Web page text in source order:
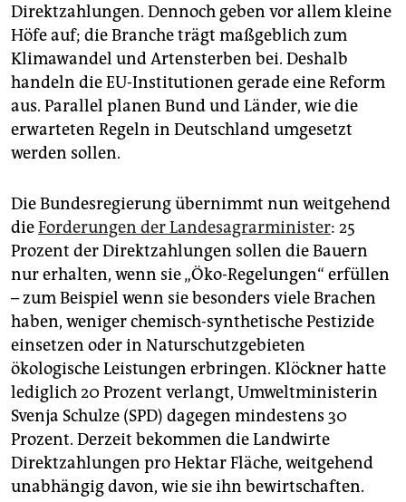
Direktzahlungen. Dennoch geben vor allem kleine
Höfe auf; die Branche trägt maßgeblich zum
Klimawandel und Artensterben bei. Deshalb
handeln die EU-Institutionen gerade eine Reform
aus. Parallel planen Bund und Länder, wie die
erwarteten Regeln in Deutschland umgesetzt
werden sollen.
Die Bundesregierung übernimmt nun weitgehend
dieForderungen der Landesagrarminister: 25
Prozent der Direktzahlungen sollen die Bauern
nur erhalten, wenn sie „Öko-Regelungen“ erfüllen
– zum Beispiel wenn sie besonders viele Brachen
haben, weniger chemisch-synthetische Pestizide
einsetzen oder in Naturschutzgebieten
ökologische Leistungen erbringen. Klöckner hatte
lediglich 20 Prozent verlangt, Umweltministerin
Svenja Schulze (SPD) dagegen mindestens 30
Prozent. Derzeit bekommen die Landwirte
Direktzahlungen pro Hektar Fläche, weitgehend
unabhängig davon, wie sie ihn bewirtschaften.